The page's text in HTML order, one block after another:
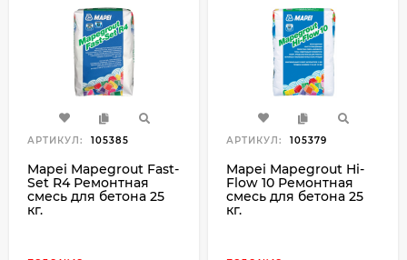
АРТИКУЛ: 105385
Mapei Mapegrout Fast-
Set R4 Ремонтная
смесь для бетона 25
кг.
АРТИКУЛ: 105379
Mapei Mapegrout Hi-
Flow 10 Ремонтная
смесь для бетона 25
кг.